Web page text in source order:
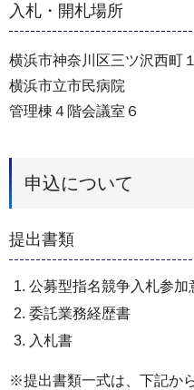
入札・開札場所
横浜市神奈川区三ツ沢西町
横浜市立市民病院
管理棟４階会議室６
申込について
提出書類
公募型指名競争入札参加
委託業務経歴書
入札書
※提出書類一式は、下記か